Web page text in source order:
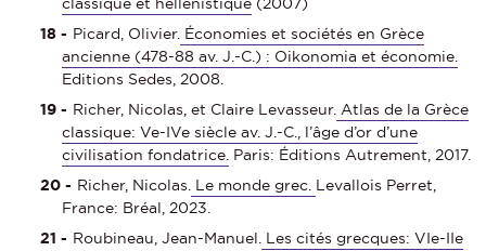
classique et hellénistique (2007)
Picard, Olivier. Économies et sociétés en Grèce
ancienne (478-88 av. J.-C.) : Oikonomia et économie.
Editions Sedes, 2008.
Richer, Nicolas, et Claire Levasseur. Atlas de la Grèce
classique: Ve-IVe siècle av. J.-C., l’âge d’or d’une
civilisation fondatrice. Paris: Éditions Autrement, 2017.
Richer, Nicolas. Le monde grec. Levallois Perret,
France: Bréal, 2023.
Roubineau, Jean-Manuel. Les cités grecques: VIe-IIe